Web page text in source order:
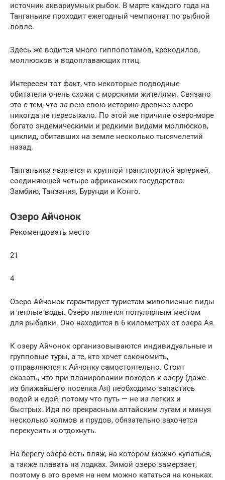
источник аквариумных рыбок. В марте каждого года на
Танганьике проходит ежегодный чемпионат по рыбной
ловле.
Здесь же водится много гиппопотамов, крокодилов,
моллюсков и водоплавающих птиц.
Интересен тот факт, что некоторые подводные
обитатели очень схожи с морскими жителями. Связано
это с тем, что за всю свою историю древнее озеро
никогда не пересыхало. По этой же причине озеро-море
богато эндемическими и редкими видами моллюсков,
циклид, обитавших на земле несколько тысячелетий
назад.
Танганьика является и крупной транспортной артерией,
соединяющей четыре африканских государства:
Замбию, Танзания, Бурунди и Конго.
Озеро Айчонок
Рекомендовать место
21
4
Озеро Айчонок гарантирует туристам живописные виды
и теплые воды. Озеро является популярным местом
для рыбалки. Оно находится в 6 километрах от озера Ая.
К озеру Айчонок организовываются индивидуальные и
групповые туры, а те, кто хочет сэкономить,
отправляются к Айчонку самостоятельно. Стоит
сказать, что при планировании походов к озеру (даже
из ближайшего поселка Ая) необходимо запастись
водой и едой, потому что путь — не из легких и
быстрых. Идя по прекрасным алтайским лугам и минуя
несколько холмов и прудов, обязательно захочется
перекусить и отдохнуть.
На берегу озера есть пляж, на котором можно купаться,
а также плавать на лодках. Зимой озеро замерзает,
поэтому в это время на нем можно кататься на коньках.